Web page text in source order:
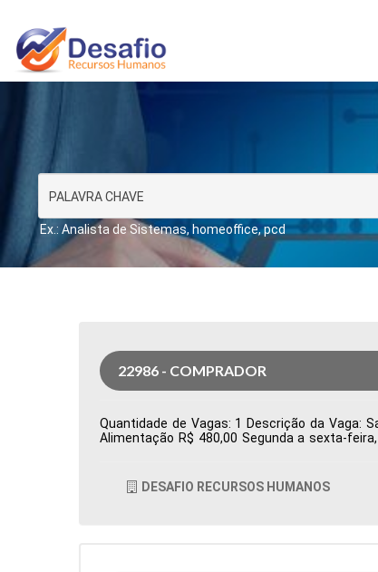
Ex.: Analista de Sistemas, homeoffice, pcd
22986 - COMPRADOR
Quantidade de Vagas: 1 Descrição da Vaga:
Alimentação R$ 480,00 Segunda a sexta-
DESAFIO RECURSOS HUMANOS